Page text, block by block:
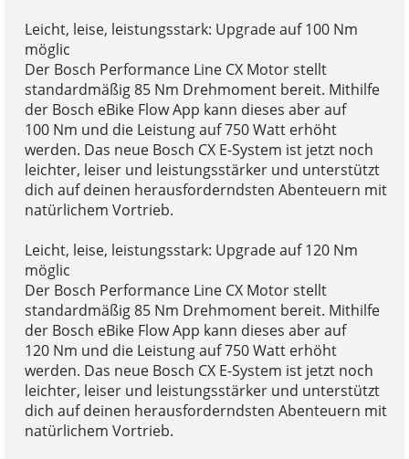
Leicht, leise, leistungsstark: Upgrade auf 100 Nm
möglic
Der Bosch Performance Line CX Motor stellt
standardmäßig 85 Nm Drehmoment bereit. Mithilfe
der Bosch eBike Flow App kann dieses aber auf
100 Nm und die Leistung auf 750 Watt erhöht
werden. Das neue Bosch CX E-System ist jetzt noch
leichter, leiser und leistungsstärker und unterstützt
dich auf deinen herausforderndsten Abenteuern mit
natürlichem Vortrieb.
Leicht, leise, leistungsstark: Upgrade auf 120 Nm
möglic
Der Bosch Performance Line CX Motor stellt
standardmäßig 85 Nm Drehmoment bereit. Mithilfe
der Bosch eBike Flow App kann dieses aber auf
120 Nm und die Leistung auf 750 Watt erhöht
werden. Das neue Bosch CX E-System ist jetzt noch
leichter, leiser und leistungsstärker und unterstützt
dich auf deinen herausforderndsten Abenteuern mit
natürlichem Vortrieb.